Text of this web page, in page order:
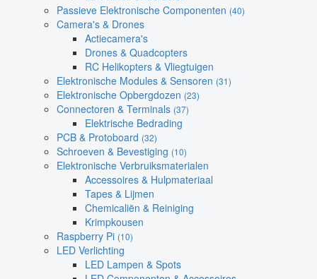
Passieve Elektronische Componenten (40)
Camera's & Drones
Actiecamera's
Drones & Quadcopters
RC Helikopters & Vliegtuigen
Elektronische Modules & Sensoren (31)
Elektronische Opbergdozen (23)
Connectoren & Terminals (37)
Elektrische Bedrading
PCB & Protoboard (32)
Schroeven & Bevestiging (10)
Elektronische Verbruiksmaterialen
Accessoires & Hulpmateriaal
Tapes & Lijmen
Chemicaliën & Reiniging
Krimpkousen
Raspberry Pi (10)
LED Verlichting
LED Lampen & Spots